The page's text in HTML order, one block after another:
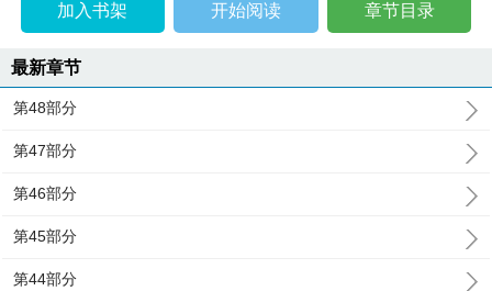
加入书架 开始阅读 章节目录
最新章节
第48部分
第47部分
第46部分
第45部分
第44部分